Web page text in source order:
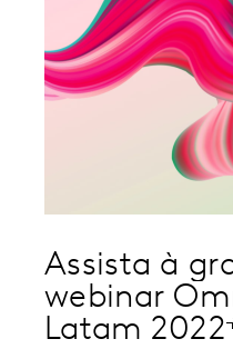
Assista à
webinar
Latam 2022